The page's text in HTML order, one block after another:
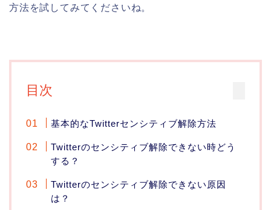
方法を試してみてくださいね。
目次
基本的なTwitterセンシティブ解除方法
Twitterのセンシティブ解除できない時どう
する？
Twitterのセンシティブ解除できない原因
は？